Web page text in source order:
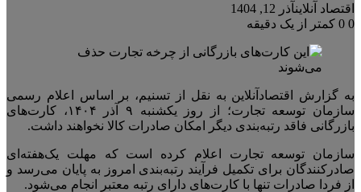
اقتصاد آنلاینآذر 12, 1404
0
کمتر از یک دقیقه
به گزارش اقتصادآنلاین به نقل از تسنیم، بر اساس اعلام رسمی
سازمان توسعه تجارت؛ از روز یکشنبه ۹ آذر ۱۴۰۴، کارت‌های
بازرگانی فاقد رتبه‌بندی دیگر امکان صادرات کالا نخواهند داشت.
سازمان توسعه تجارت اعلام کرده است که مهلت یک‌هفته‌ای
صادرکنندگان برای تکمیل فرآیند رتبه‌بندی امروز به پایان می‌رسد و
از فردا صادرات تنها با کارت‌های دارای رتبه معتبر انجام می‌شود.